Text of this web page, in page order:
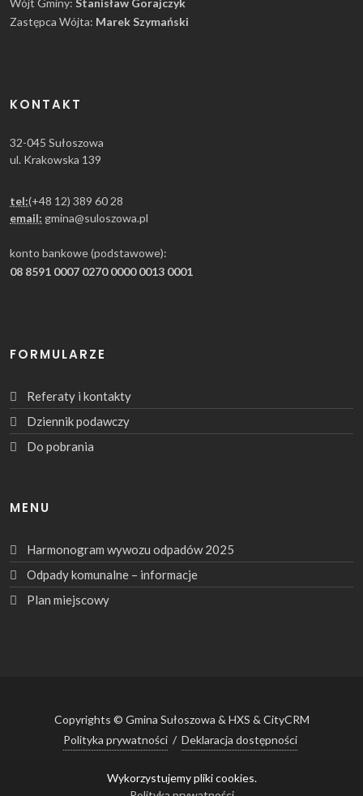
Wójt Gminy: Stanisław Gorajczyk
Zastępca Wójta: Marek Szymański
KONTAKT
32-045 Sułoszowa
ul. Krakowska 139
tel:(+48 12) 389 60 28
email: gmina@suloszowa.pl
konto bankowe (podstawowe):
08 8591 0007 0270 0000 0013 0001
FORMULARZE
Referaty i kontakty
Dziennik podawczy
Do pobrania
MENU
Harmonogram wywozu odpadów 2025
Odpady komunalne – informacje
Plan miejscowy
Copyrights © Gmina Sułoszowa & HXS & CityCRM
Polityka prywatności / Deklaracja dostępności
Wykorzystujemy pliki cookies.